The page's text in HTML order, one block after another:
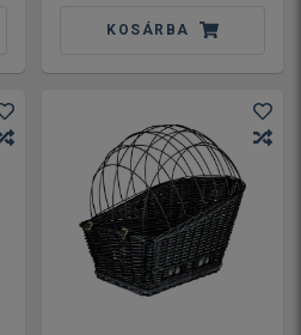
KOSÁRBA